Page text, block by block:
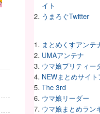
イト
うまろぐTwitter
まとめくすアンテ
UMAアンテナ
ウマ娘プリティー
NEWまとめサイト
The 3rd
ウマ娘リーダー
ウマ娘まとめラン